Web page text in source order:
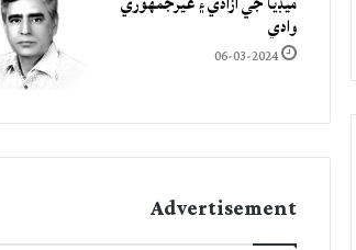
وادي
06-03-2024
Advertisement